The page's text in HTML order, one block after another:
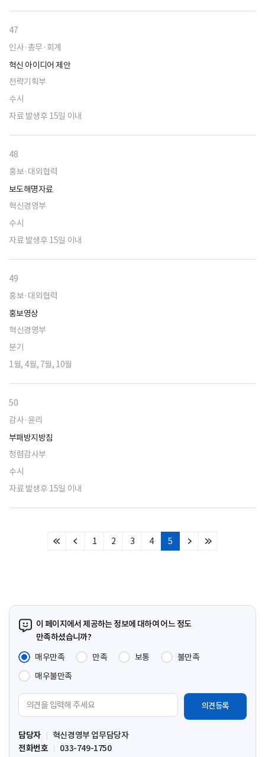
47
인사·총무·회계
혁신 아이디어 제안
전략기획부
수시
자료 발생후 15일 이내
48
홍보·대외협력
보도해명자료
혁신경영부
수시
자료 발생후 15일 이내
49
홍보·대외협력
홍보영상
혁신경영부
분기
1월, 4월, 7월, 10월
50
감사·윤리
부패방지방침
청렴감사부
수시
자료 발생후 15일 이내
처
이
1 2 3 4 5
다
마
이 페이지에서 제공하는 정보에 대하여 어느 정도
만족하셨습니까?
매우만족
만족 보통
불만족
매우불만족
견
입
력
담당자
혁신경영부 업무담당자
전화번호
033-749-1750